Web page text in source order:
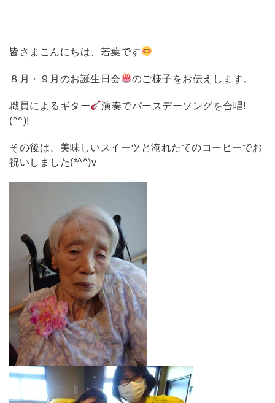
皆さまこんにちは、若葉です
８月・９月のお誕生日会 のご様子をお伝えします。
職員によるギター
演奏でバースデーソングを合唱!
(^^)!
その後は、美味しいスイーツと淹れたてのコーヒーでお
祝いしました(*^^)v